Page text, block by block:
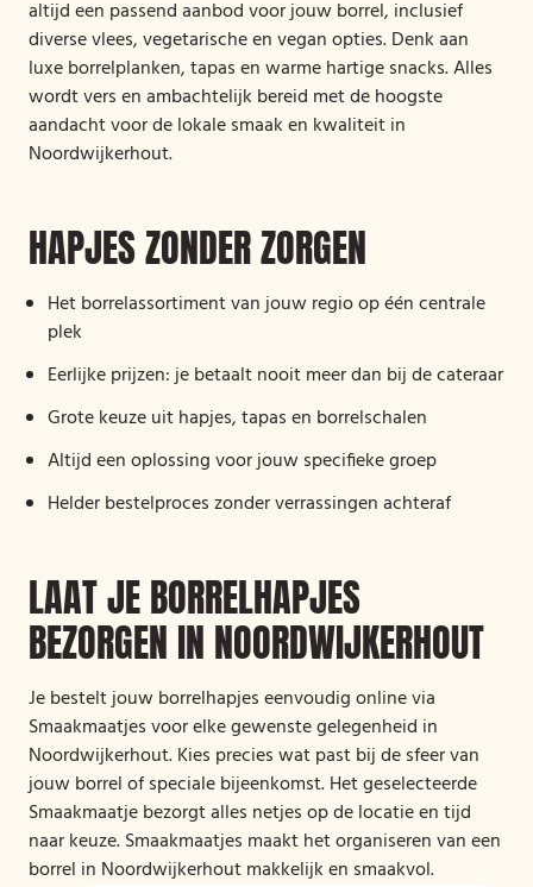
altijd een passend aanbod voor jouw borrel, inclusief
diverse vlees, vegetarische en vegan opties. Denk aan
luxe borrelplanken, tapas en warme hartige snacks. Alles
wordt vers en ambachtelijk bereid met de hoogste
aandacht voor de lokale smaak en kwaliteit in
Noordwijkerhout.
HAPJES ZONDER ZORGEN
Het borrelassortiment van jouw regio op één centrale
plek
Eerlijke prijzen: je betaalt nooit meer dan bij de cateraar
Grote keuze uit hapjes, tapas en borrelschalen
Altijd een oplossing voor jouw specifieke groep
Helder bestelproces zonder verrassingen achteraf
LAAT JE BORRELHAPJES
BEZORGEN IN NOORDWIJKERHOUT
Je bestelt jouw borrelhapjes eenvoudig online via
Smaakmaatjes voor elke gewenste gelegenheid in
Noordwijkerhout. Kies precies wat past bij de sfeer van
jouw borrel of speciale bijeenkomst. Het geselecteerde
Smaakmaatje bezorgt alles netjes op de locatie en tijd
naar keuze. Smaakmaatjes maakt het organiseren van een
borrel in Noordwijkerhout makkelijk en smaakvol.